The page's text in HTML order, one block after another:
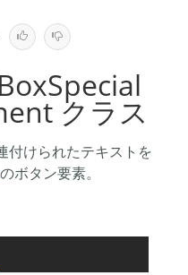
クラス
付けられたテキストを
のボタン要素。